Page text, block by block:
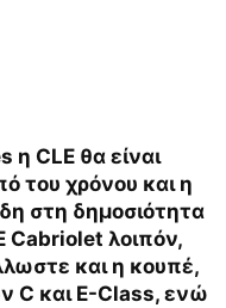
η CLE θα είναι
του χρόνου και η
στη δημοσιότητα
Cabriolet λοιπόν,
και η κουπέ,
C και E-Class, ενώ